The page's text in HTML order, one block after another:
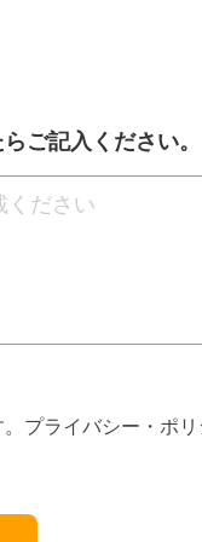
ご記入ください。
プライバシー・ポ